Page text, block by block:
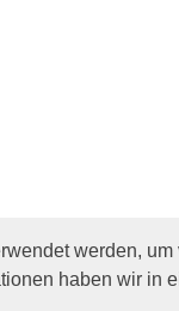
werden,
haben wir in